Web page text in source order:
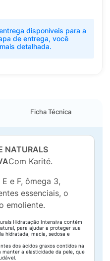
disponíveis para a
de entrega, você
detalhada.
Ficha Técnica
NATURALS
Com Karité.
e F, ômega 3,
essenciais, o
emoliente.
Hidratação Intensiva contém
para ajudar a proteger sua
hidratada, macia, sedosa e
dos ácidos graxos contidos na
a elasticidade da pele, que